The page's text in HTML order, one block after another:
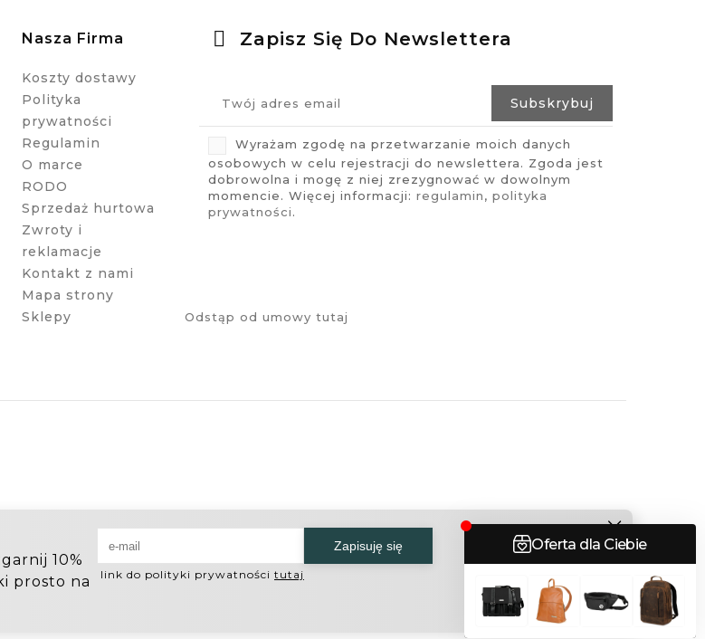
Zapisz Się Do Newslettera
Wyrażam zgodę na przetwarzanie moich danych
osobowych w celu rejestracji do newslettera. Zgoda jest
dobrowolna i mogę z niej zrezygnować w dowolnym
momencie. Więcej informacji: regulamin, polityka
prywatności.
Nasza Firma
Koszty dostawy
Polityka
prywatności
Regulamin
O marce
RODO
Sprzedaż hurtowa
Zwroty i
reklamacje
Kontakt z nami
Mapa strony
Sklepy
Odstąp od umowy tutaj